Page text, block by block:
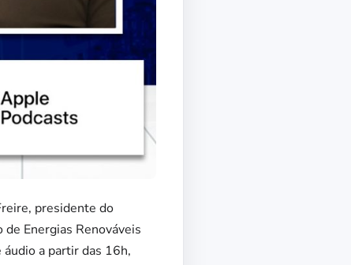
presidente do
Energias Renováveis
áudio a partir das 16h,